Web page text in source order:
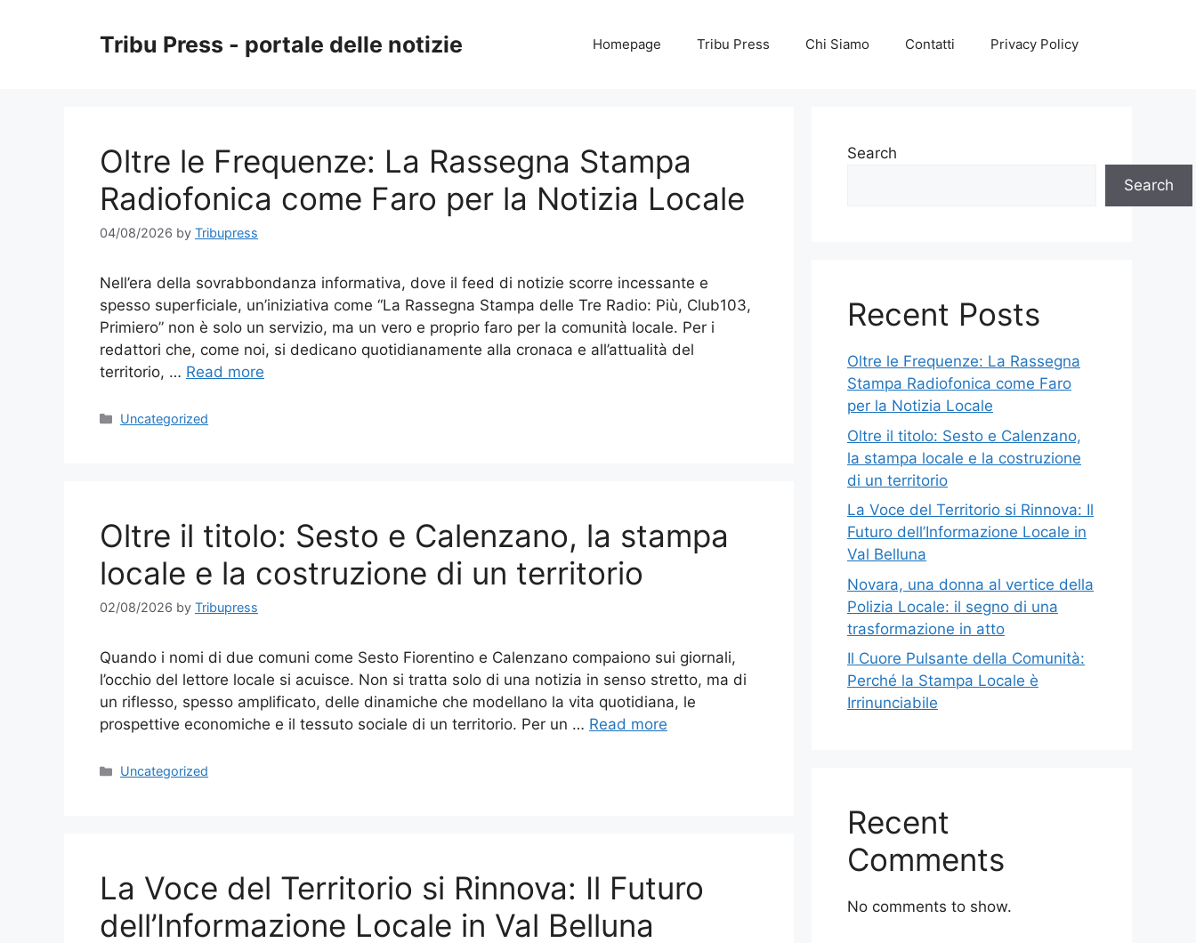
Tribu Press - portale delle notizie Homepage Tribu Press Chi Siamo Contatti Privacy Policy
Oltre le Frequenze: La Rassegna Stampa
Radiofonica come Faro per la Notizia Locale
04/08/2026 by Tribupress
Nell’era della sovrabbondanza informativa, dove il feed di notizie scorre incessante e
spesso superficiale, un’iniziativa come “La Rassegna Stampa delle Tre Radio: Più, Club103,
Primiero” non è solo un servizio, ma un vero e proprio faro per la comunità locale. Per i
redattori che, come noi, si dedicano quotidianamente alla cronaca e all’attualità del
territorio, … Read more
Categories
Uncategorized
Oltre il titolo: Sesto e Calenzano, la stampa
locale e la costruzione di un territorio
02/08/2026 by Tribupress
Quando i nomi di due comuni come Sesto Fiorentino e Calenzano compaiono sui giornali,
l’occhio del lettore locale si acuisce. Non si tratta solo di una notizia in senso stretto, ma di
un riflesso, spesso amplificato, delle dinamiche che modellano la vita quotidiana, le
prospettive economiche e il tessuto sociale di un territorio. Per un … Read more
Categories
Uncategorized
La Voce del Territorio si Rinnova: Il Futuro
dell’Informazione Locale in Val Belluna
Search
Search
Recent Posts
Oltre le Frequenze: La Rassegna
Stampa Radiofonica come Faro
per la Notizia Locale
Oltre il titolo: Sesto e Calenzano,
la stampa locale e la costruzione
di un territorio
La Voce del Territorio si Rinnova: Il
Futuro dell’Informazione Locale in
Val Belluna
Novara, una donna al vertice della
Polizia Locale: il segno di una
trasformazione in atto
Il Cuore Pulsante della Comunità:
Perché la Stampa Locale è
Irrinunciabile
Recent
Comments
No comments to show.